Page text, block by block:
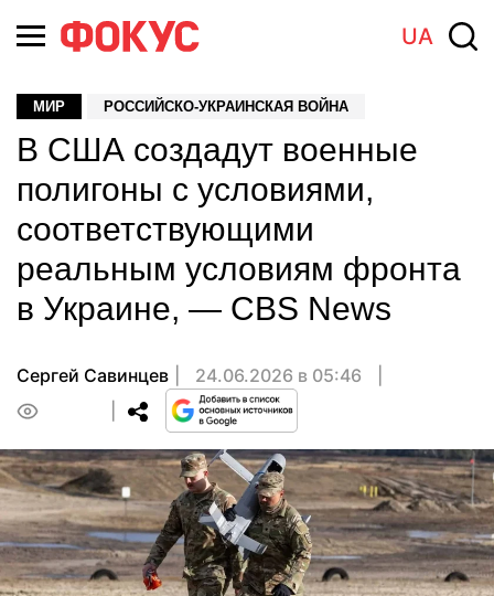
UA
МИР РОССИЙСКО-УКРАИНСКАЯ ВОЙНА
В США создадут военные
полигоны с условиями,
соответствующими
реальным условиям фронта
в Украине, — CBS News
Сергей Савинцев
24.06.2026 в 05:46